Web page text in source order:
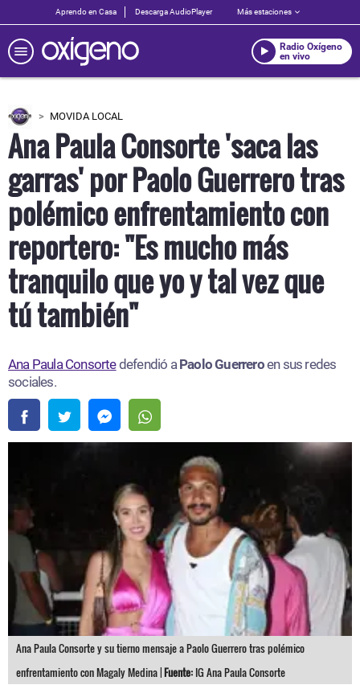
Aprendo en Casa Descarga AudioPlayer Más estaciones
Radio Oxígeno
en vivo
MOVIDA LOCAL
Ana Paula Consorte 'saca las
garras' por Paolo Guerrero tras
polémico enfrentamiento con
reportero: "Es mucho más
tranquilo que yo y tal vez que
tú también"
Ana Paula Consortedefendió aPaolo Guerreroen sus redes
sociales.
Ana Paula Consorte y su tierno mensaje a Paolo Guerrero tras polémico
enfrentamiento con Magaly Medina |Fuente: IG Ana Paula Consorte